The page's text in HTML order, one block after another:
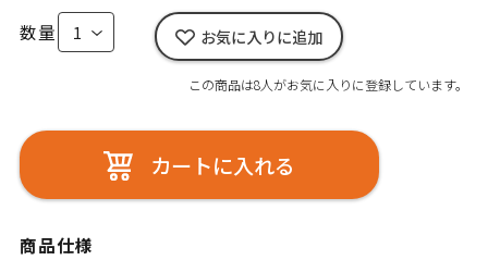
数量 お気に入りに追加
この商品は8人がお気に入りに登録しています。
カートに入れる
商品仕様